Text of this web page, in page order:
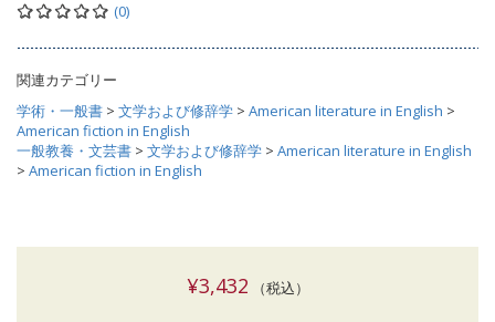
(0)
関連カテゴリー
学術・一般書 > 文学および修辞学 > American literature in English >
American fiction in English
一般教養・文芸書 > 文学および修辞学 > American literature in English
> American fiction in English
¥3,432 （税込）